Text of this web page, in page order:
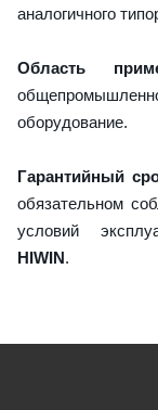
аналогичного
Область
оборудование.
Гарантийный
обязательном
условий
HIWIN.